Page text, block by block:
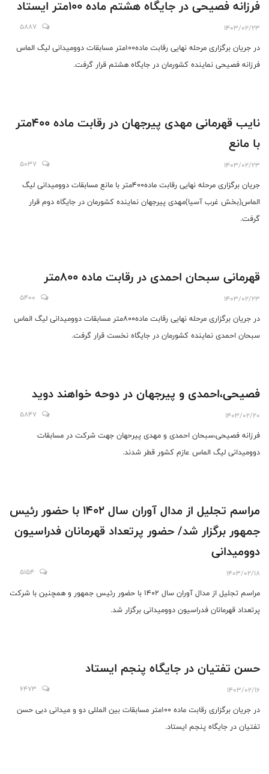
فرزانه فصیحی در جایگاه هشتم ماده ۱۰۰متر ایستاد
1403/02/23
5887
در جریان برگزاری مرحله نهایی رقابت ماده۱۰۰متر مسابقات دوومیدانی لیگ الماس
فرزانه فصیحی نماینده کشورمان در جایگاه هشتم قرار گرفت.
نایب قهرمانی مهدی پیرجهان در رقابت ماده ۴۰۰متر
با مانع
1403/02/23
5037
جریان برگزاری مرحله نهایی رقابت ماده۴۰۰متر با مانع مسابقات دوومیدانی لیگ
الماس(بخش غرب آسیا)مهدی پیرجهان نماینده کشورمان در جایگاه دوم قرار
گرفت.
قهرمانی سبحان احمدی در رقابت ماده ۸۰۰متر
1403/02/23
5400
در جریان برگزاری مرحله نهایی رقابت ماده۸۰۰متر مسابقات دوومیدانی لیگ الماس
سبحان احمدی نماینده کشورمان در جایگاه نخست قرار گرفت.
فصیحی،احمدی و پیرجهان در دوحه خواهند دوید
1403/02/20
5847
فرزانه فصیحی،سبحان احمدی و مهدی پیرحهان جهت شرکت در مسابقات
دوومیدانی لیگ الماس عازم کشور قطر شدند.
مراسم تجلیل از مدال آوران سال ۱۴۰۲ با حضور رئیس
جمهور برگزار شد/ حضور پرتعداد قهرمانان فدراسیون
دوومیدانی
1403/02/18
5154
مراسم تجلیل از مدال آوران سال ۱۴۰۲ با حضور رئیس جمهور و همچنین با شرکت
پرتعداد قهرمانان فدراسیون دوومیدانی برگزار شد.
حسن تفتیان در جایگاه پنجم ایستاد
1403/02/16
6473
در جریان برگزاری رقابت ماده ۱۰۰متر مسابقات بین المللی دو و میدانی دبی حسن
تفتیان در جایگاه پنجم ایستاد.